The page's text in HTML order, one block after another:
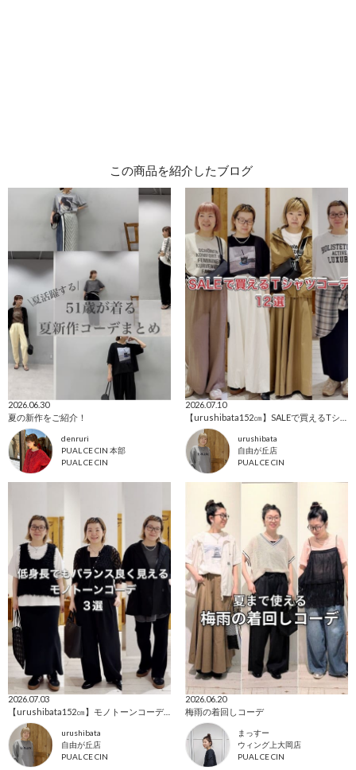
この商品を紹介したブログ
2026.06.30
夏の新作をご紹介！
denruri
PUAL CE CIN 本部
PUAL CE CIN
2026.07.10
urushibata
自由が丘店
PUAL CE CIN
2026.07.03
urushibata
自由が丘店
PUAL CE CIN
2026.06.20
梅雨の着回しコーデ
まっすー
ウィング上大岡店
PUAL CE CIN